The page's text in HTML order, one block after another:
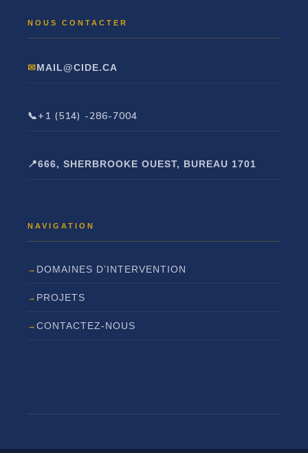
MAIL@CIDE.CA
+1 (514) -286-7004
666, SHERBROOKE OUEST, BUREAU 1701
DOMAINES D’INTERVENTION
PROJETS
CONTACTEZ-NOUS